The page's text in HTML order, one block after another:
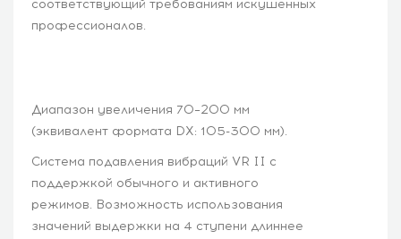
соответствующий требованиям искушенных
профессионалов.
Диапазон увеличения 70–200 мм
(эквивалент формата DX: 105-300 мм).
Система подавления вибраций VR II с
поддержкой обычного и активного
режимов. Возможность использования
значений выдержки на 4 ступени длиннее